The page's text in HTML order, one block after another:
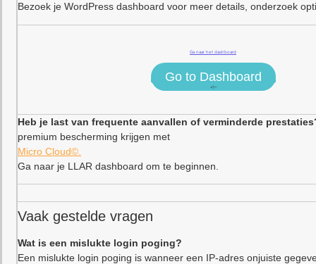
Bezoek je WordPress dashboard voor meer details, onderzoek
Ga naar het dashboard
Go to Dashboard
<!–
Heb je last van frequente aanvallen of verminderde
premium bescherming krijgen met
Micro Cloud©.
Ga naar je LLAR dashboard om te beginnen.
Vaak gestelde vragen
Wat is een mislukte login poging?
Een mislukte login poging is wanneer een IP-adres onjuiste